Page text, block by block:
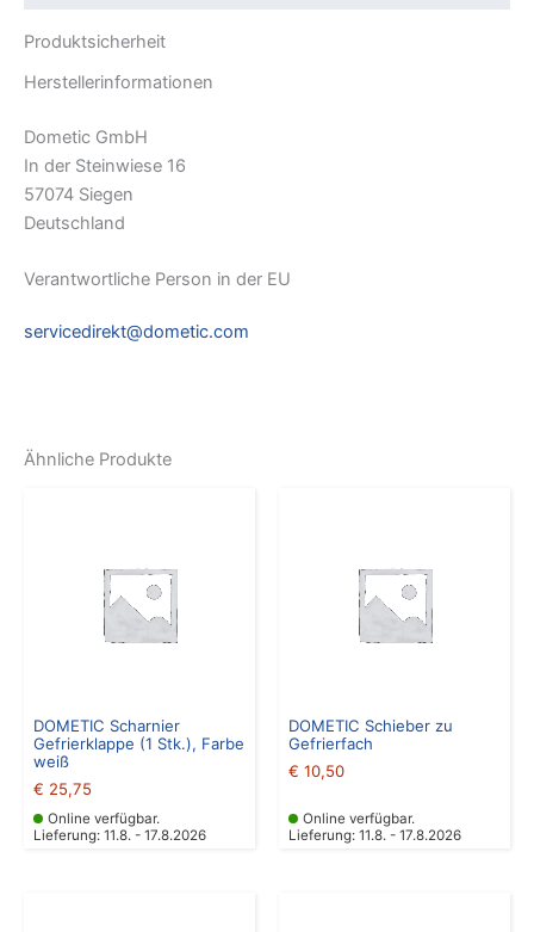
Produktsicherheit
Herstellerinformationen
Dometic GmbH
In der Steinwiese 16
57074 Siegen
Deutschland
Verantwortliche Person in der EU
servicedirekt@dometic.com
Ähnliche Produkte
DOMETIC Scharnier
Gefrierklappe (1 Stk.), Farbe
weiß
€ 25,75
Online verfügbar.
Lieferung: 11.8. - 17.8.2026
DOMETIC Schieber zu
Gefrierfach
€ 10,50
Online verfügbar.
Lieferung: 11.8. - 17.8.2026